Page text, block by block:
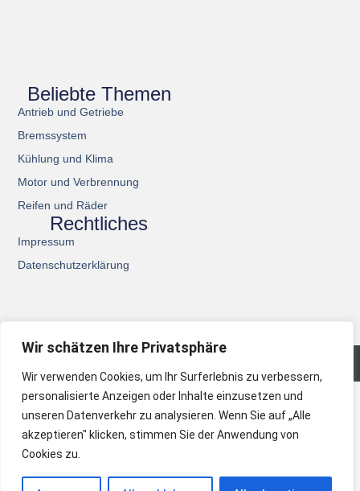
Wir schätzen Ihre Privatsphäre
Wir verwenden Cookies, um Ihr Surferlebnis zu verbessern,
personalisierte Anzeigen oder Inhalte einzusetzen und
unseren Datenverkehr zu analysieren. Wenn Sie auf „Alle
akzeptieren" klicken, stimmen Sie der Anwendung von
Cookies zu.
Beliebte Themen
Antrieb und Getriebe
Bremssystem
Kühlung und Klima
Motor und Verbrennung
Reifen und Räder
Rechtliches
Impressum
Datenschutzerklärung
© 2026 All Rights Reserved.